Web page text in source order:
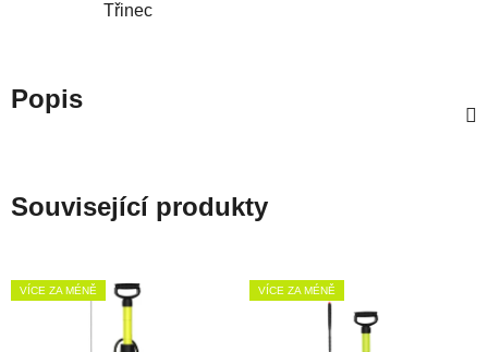
Třinec
Popis
Související produkty
VÍCE ZA MÉNĚ VÍCE ZA MÉNĚ